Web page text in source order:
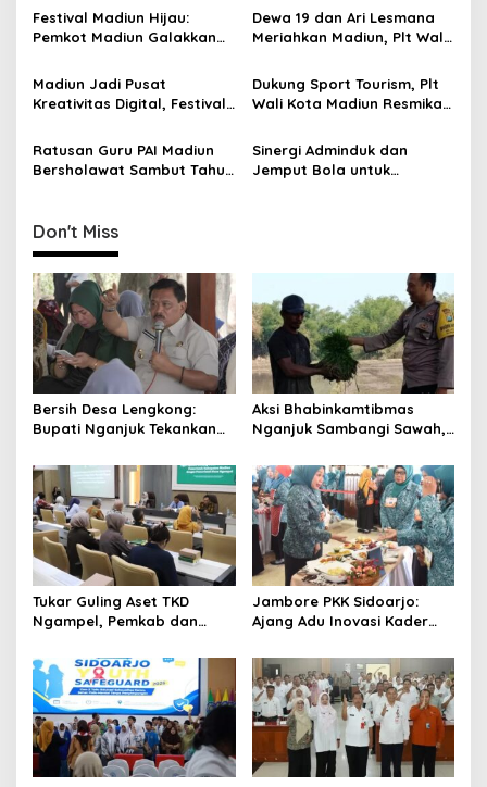
g
a
t
i
o
n
Festival Madiun Hijau:
Pemkot Madiun Galakkan
Dewa 19 dan Ari Lesmana
Meriahkan Madiun, Plt Wali
Bangkitkan Ekonomi Lokal
Madiun Jadi Pusat
Kreativitas Digital, Festival
Dibuka
Dukung Sport Tourism, Plt
Wali Kota Madiun Resmikan
Kota Cup 2026
Ratusan Guru PAI Madiun
Bersholawat Sambut Tahun
Sinergi Adminduk dan
Jemput Bola untuk
Don't Miss
Bersih Desa Lengkong:
Bupati Nganjuk Tekankan
Pembangunan
Aksi Bhabinkamtibmas
Nganjuk Sambangi Sawah,
Ketahanan Pangan
Tukar Guling Aset TKD
Ngampel, Pemkab dan
Berkolaborasi
Jambore PKK Sidoarjo:
Ajang Adu Inovasi Kader